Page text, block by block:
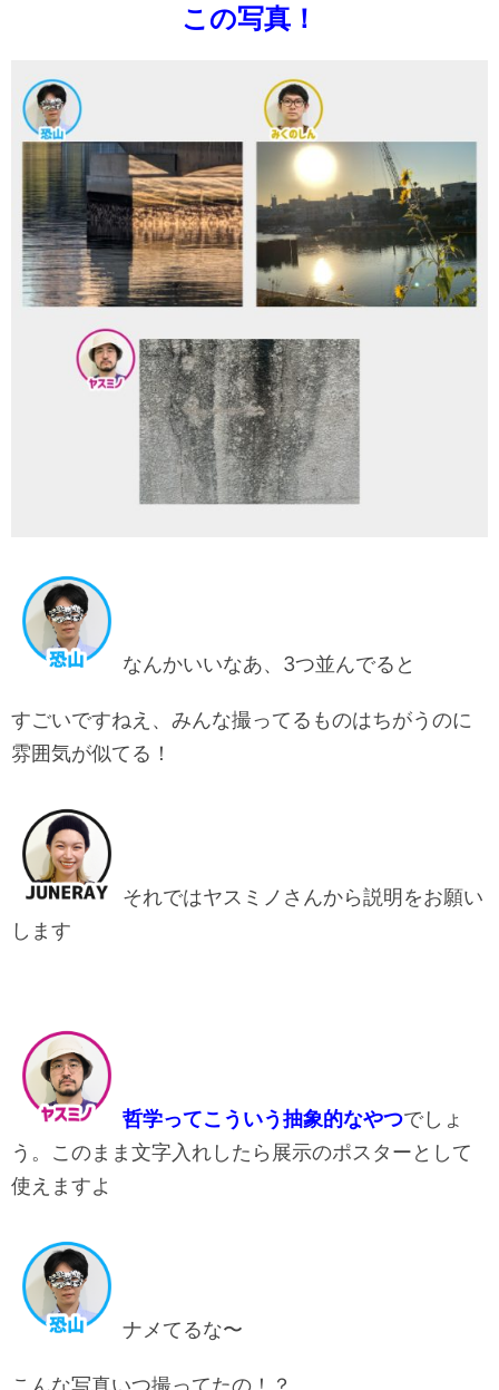
この写真！
なんかいいなあ、3つ並んでると
すごいですねえ、みんな撮ってるものはちがうのに
雰囲気が似てる！
それではヤスミノさんから説明をお願い
します
哲学ってこういう抽象的なやつでしょ
う。このまま文字入れしたら展示のポスターとして
使えますよ
ナメてるな〜
こんな写真いつ撮ってたの！？